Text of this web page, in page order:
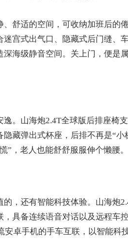
、舒适的空间，可收纳加班后的
宫式出气口、隐藏式后门缝、
深海级静音空间。关上门，便是
。山海炮2.4T全球版后排座椅
藏弹出式杯座，后排不再是“
”，老人也能舒舒服服伸个懒腰。
的，还有智能科技体验。山海炮
，具备连续语音对话以及远程车
安卓手机的手车互联，以智能科